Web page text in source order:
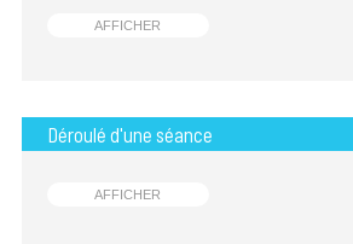
AFFICHER
Déroulé d'une séance
AFFICHER